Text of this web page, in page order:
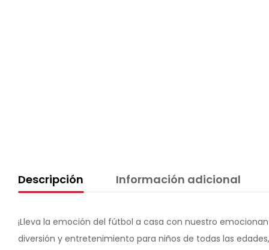
Descripción Información adicional
¡Lleva la emoción del fútbol a casa con nuestro
diversión y entretenimiento para niños de todas las